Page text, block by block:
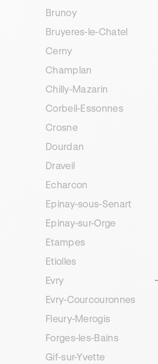
Brunoy
Bruyeres-le-Chatel
Cerny
Champlan
Chilly-Mazarin
Corbeil-Essonnes
Crosne
Dourdan
Draveil
Echarcon
Epinay-sous-Senart
Epinay-sur-Orge
Etampes
Etiolles
Evry
Evry-Courcouronnes
Fleury-Merogis
Forges-les-Bains
Gif-sur-Yvette